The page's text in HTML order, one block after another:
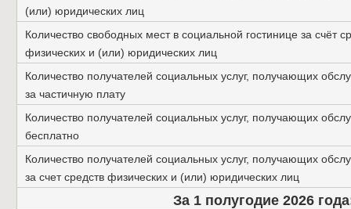
(или) юридических лиц
Количество свободных мест в социальной гостинице за счёт
физических и (или) юридических лиц
Количество получателей социальных услуг, получающих
за частичную плату
Количество получателей социальных услуг, получающих
бесплатно
Количество получателей социальных услуг, получающих
за счет средств физических и (или) юридических лиц
За 1 полугодие 2026